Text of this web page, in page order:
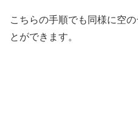
こちらの手順でも同様に空
とができます。